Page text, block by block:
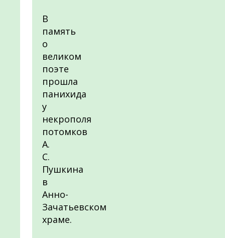
В
память
о
великом
поэте
прошла
панихида
у
некрополя
потомков
А.
С.
Пушкина
в
Анно-
Зачатьевском
храме.